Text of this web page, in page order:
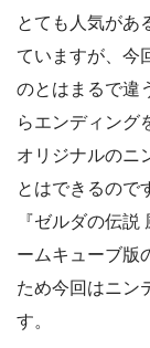
とても人気があ
ていますが、今
のとはまるで違
らエンディング
オリジナルのニ
とはできるので
『ゼルダの伝
ームキューブ版
ため今回はニン
す。